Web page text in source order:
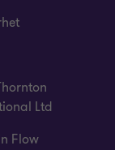
Ltd
Flow